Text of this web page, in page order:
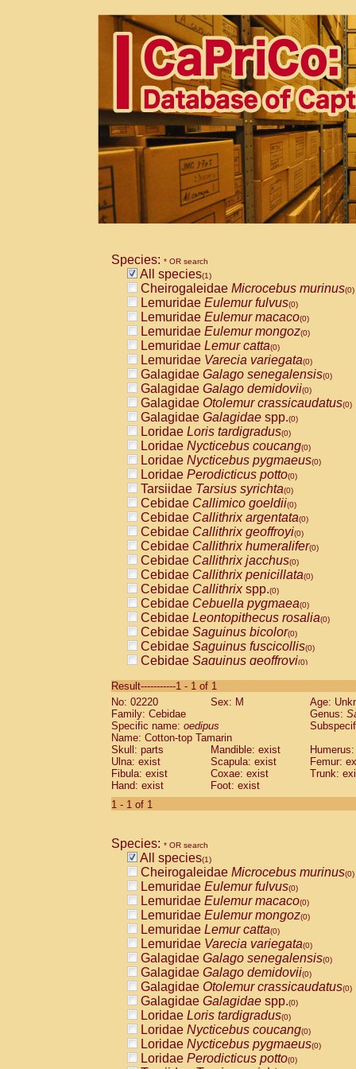
Species: * OR search
All species(1)
Cheirogaleidae Microcebus murinus(0)
Lemuridae Eulemur fulvus(0)
Lemuridae Eulemur macaco(0)
Lemuridae Eulemur mongoz(0)
Lemuridae Lemur catta(0)
Lemuridae Varecia variegata(0)
Galagidae Galago senegalensis(0)
Galagidae Galago demidovii(0)
Galagidae Otolemur crassicaudatus(0)
Galagidae Galagidae spp.(0)
Loridae Loris tardigradus(0)
Loridae Nycticebus coucang(0)
Loridae Nycticebus pygmaeus(0)
Loridae Perodicticus potto(0)
Tarsiidae Tarsius syrichta(0)
Cebidae Callimico goeldii(0)
Cebidae Callithrix argentata(0)
Cebidae Callithrix geoffroyi(0)
Cebidae Callithrix humeralifer(0)
Cebidae Callithrix jacchus(0)
Cebidae Callithrix penicillata(0)
Cebidae Callithrixspp.(0)
Cebidae Cebuella pygmaea(0)
Cebidae Leontopithecus rosalia(0)
Cebidae Saguinus bicolor(0)
Cebidae Saguinus fuscicollis(0)
Cebidae Saguinus geoffroyi(0)
CebidaeSaguinus labiatus(0)
Cebidae Saguinus leucopus (0)
Cebidae
CebidaeSaguinus mystax
Cebidae Saguinus nigricollis (0)
Cebidae Saguinus oedipus
Cebidae Saguinus weddelli
Cebidae Saguinusspp.
Cebidae
CebidaeCebus capucinus
CebidaeCebus nigrivittatus
CebidaeCebus spp.(0)
CebidaeSaimiri boliviensis(0)
CebidaeSaimiri sciureus(0)
AtelidaeAlouatta caraya(0)
AtelidaeAlouatta fusca(0)
AtelidaeAlouatta seniculus(0)
AtelidaeAlouattaspp.(0)
AtelidaeAteles belzebuth(0)
AtelidaeAteles geoffroyi(0)
AtelidaeAteles paniscus(0)
AtelidaeAtelesspp.(0)
AtelidaeLagothrix lagothricha(0)
AtelidaeLagothrix lagothricha cana
PitheciidaeCacajao calvus
Result-----------1 - 1 of 1
No: 02220
Sex: M
Age:
Family: Cebidae
Genus:
Specific name: oedipus
Name: Cotton-top Tamarin
Skull: parts
Mandible: exist
Ulna: exist
Scapula: exist
Femur:
Fibula: exist
Coxae: exist
Trunk:
Hand: exist
Foot: exist
1 - 1 of 1
Species: * OR search
All species(1)
Cheirogaleidae Microcebus murinus(0)
Lemuridae Eulemur fulvus(0)
Lemuridae Eulemur macaco(0)
Lemuridae Eulemur mongoz(0)
Lemuridae Lemur catta(0)
Lemuridae Varecia variegata(0)
Galagidae Galago senegalensis(0)
Galagidae Galago demidovii(0)
Galagidae Otolemur crassicaudatus(0)
Galagidae Galagidae spp.(0)
Loridae Loris tardigradus(0)
Loridae Nycticebus coucang(0)
Loridae Nycticebus pygmaeus(0)
Loridae Perodicticus potto(0)